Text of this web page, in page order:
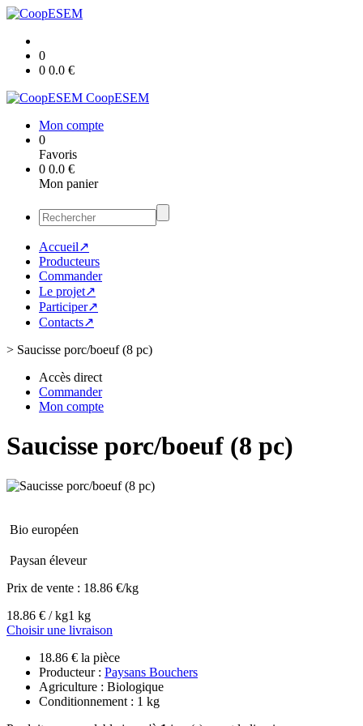
0
0 0.0 €
CoopESEM
Mon compte
0
Favoris
0 0.0 €
Mon panier
Accueil↗
Producteurs
Commander
Le projet↗
Participer↗
Contacts↗
> Saucisse porc/boeuf (8 pc)
Accès direct
Commander
Mon compte
Saucisse porc/boeuf (8 pc)
Bio européen
Paysan éleveur
Prix de vente : 18.86 €/kg
18.86 € / kg1 kg
Choisir une livraison
18.86 € la pièce
Producteur : Paysans Bouchers
Agriculture : Biologique
Conditionnement : 1 kg